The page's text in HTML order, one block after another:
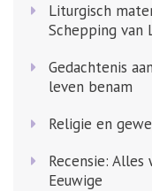
Liturgisch
Schepping van
Gedachtenis
leven benam
Religie en
Recensie:
Eeuwige